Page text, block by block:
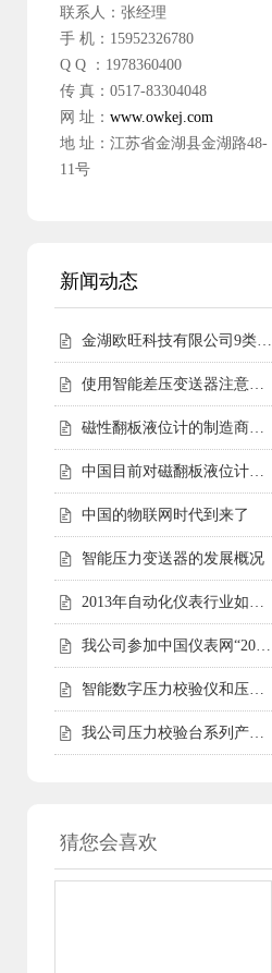
联系人：张经理
手 机：15952326780
Q Q ：1978360400
传 真：0517-83304048
网 址： www.owkej.com
地 址：江苏省金湖县金湖路48-
11号
新闻动态
金湖欧旺科技有限公司9类尧仪商标持有，明确授权边界
使用智能差压变送器注意事项
磁性翻板液位计的制造商会告诉您磁性翻板液位计适用范围
中国目前对磁翻板液位计的需求仍然相对较高
中国的物联网时代到来了
智能压力变送器的发展概况
2013年自动化仪表行业如何走好自己的路
我公司参加中国仪表网“2012年度第二届中国仪表网十大实力供应商
智能数字压力校验仪和压力校验台受客户青睐
我公司压力校验台系列产品完成全面升级
猜您会喜欢
三线制超声波液位计